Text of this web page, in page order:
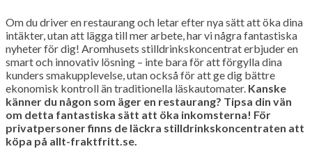
Om du driver en restaurang och letar efter nya sätt att öka dina
intäkter, utan att lägga till mer arbete, har vi några fantastiska
nyheter för dig! Aromhusets stilldrinkskoncentrat erbjuder en
smart och innovativ lösning – inte bara för att förgylla dina
kunders smakupplevelse, utan också för att ge dig bättre
ekonomisk kontroll än traditionella läskautomater. Kanske
känner du någon som äger en restaurang? Tipsa din vän
om detta fantastiska sätt att öka inkomsterna! För
privatpersoner finns de läckra stilldrinkskoncentraten att
köpa på allt-fraktfritt.se.